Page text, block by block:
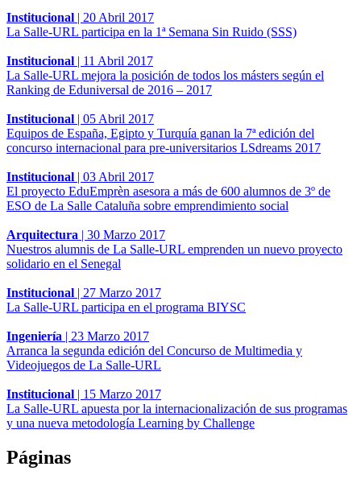
Institucional | 20 Abril 2017
La Salle-URL participa en la 1ª Semana Sin Ruido (SSS)
Institucional | 11 Abril 2017
La Salle-URL mejora la posición de todos los másters según el
Ranking de Eduniversal de 2016 – 2017
Institucional | 05 Abril 2017
Equipos de España, Egipto y Turquía ganan la 7ª edición del
concurso internacional para pre-universitarios LSdreams 2017
Institucional | 03 Abril 2017
El proyecto EduEmprèn asesora a más de 600 alumnos de 3º de
ESO de La Salle Cataluña sobre emprendimiento social
Arquitectura | 30 Marzo 2017
Nuestros alumnis de La Salle-URL emprenden un nuevo proyecto
solidario en el Senegal
Institucional | 27 Marzo 2017
La Salle-URL participa en el programa BIYSC
Ingeniería | 23 Marzo 2017
Arranca la segunda edición del Concurso de Multimedia y
Videojuegos de La Salle-URL
Institucional | 15 Marzo 2017
La Salle-URL apuesta por la internacionalización de sus programas
y una nueva metodología Learning by Challenge
Páginas